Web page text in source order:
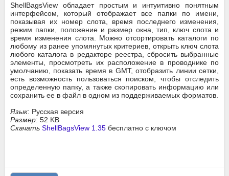
ShellBagsView обладает простым и интуитивно понятным
интерфейсом, который отображает все папки по имени,
показывая их номер слота, время последнего изменения,
режим папки, положение и размер окна, тип, ключ слота и
время изменения слота. Можно отсортировать каталоги по
любому из ранее упомянутых критериев, открыть ключ слота
любого каталога в редакторе реестра, сбросить выбранные
элементы, просмотреть их расположение в проводнике по
умолчанию, показать время в GMT, отобразить линии сетки,
есть возможность пользоваться поиском, чтобы отследить
определенную папку, а также скопировать информацию или
сохранить ее в файл в одном из поддерживаемых форматов.
Язык: Русская версия
Размер: 52 KB
Скачать ShellBagsView 1.35 бесплатно с ключом